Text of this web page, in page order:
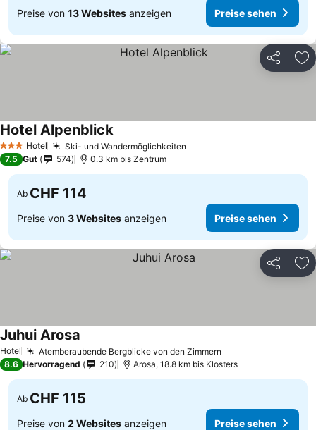
Preise von 13 Websites anzeigen Preise sehen
Teilen
3 SterneHotel Ski- und Wandermöglichkeiten
Hotel Alpenblick
7.5 Gut 574 0.3 km bis Zentrum
Ab CHF 114
Preise von 3 Websites anzeigen Preise sehen
Teilen
Hotel Atemberaubende Bergblicke von den Zimmern
Juhui Arosa
8.6 Hervorragend 210 Arosa, 18.8 km bis Klosters
Ab CHF 115
Preise von 2 Websites anzeigen Preise sehen